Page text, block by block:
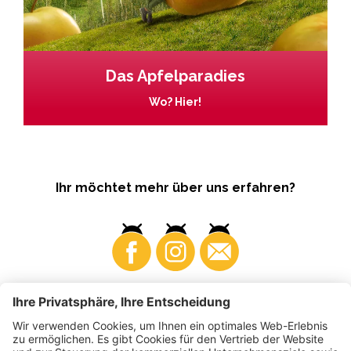
Das Apfelparadies
Wo? Hier!
Ihr möchtet mehr über uns erfahren?
Business Produzenten